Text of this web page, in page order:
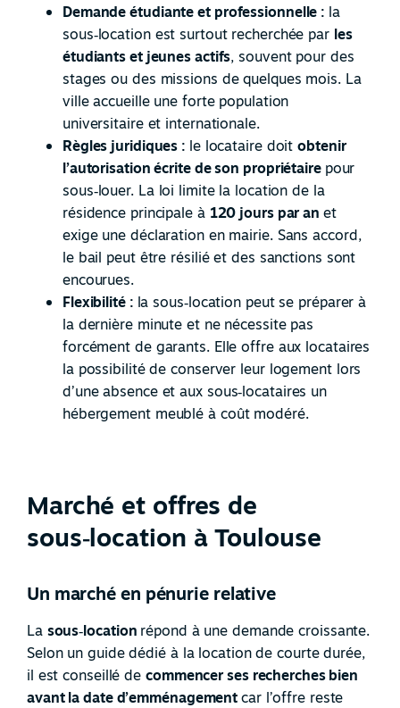
Demande étudiante et professionnelle : la
sous‑location est surtout recherchée par les
étudiants et jeunes actifs, souvent pour des
stages ou des missions de quelques mois. La
ville accueille une forte population
universitaire et internationale.
Règles juridiques : le locataire doitobtenir
l’autorisation écrite de son propriétaire pour
sous‑louer. La loi limite la location de la
résidence principale à 120 jours par an et
exige une déclaration en mairie. Sans accord,
le bail peut être résilié et des sanctions sont
encourues.
Flexibilité : la sous‑location peut se préparer à
la dernière minute et ne nécessite pas
forcément de garants. Elle offre aux locataires
la possibilité de conserver leur logement lors
d’une absence et aux sous‑locataires un
hébergement meublé à coût modéré.
Marché et offres de
sous‑location à Toulouse
Un marché en pénurie relative
La sous‑location répond à une demande croissante.
Selon un guide dédié à la location de courte durée,
il est conseillé de commencer ses recherches bien
avant la date d’emménagementcar l’offre reste